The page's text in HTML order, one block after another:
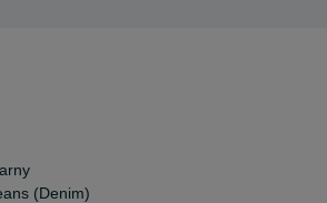
(Denim)